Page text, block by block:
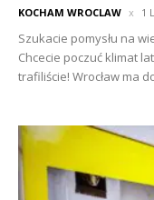
KOCHAM WROCLAW 1
Szukacie pomysłu na
Chcecie poczuć klimat
trafiliście! Wrocław ma